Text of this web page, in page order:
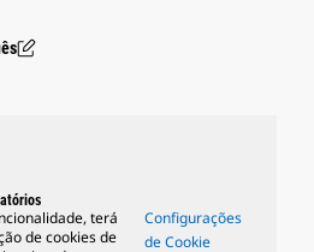
terá
de cookies de
Configurações
de Cookie